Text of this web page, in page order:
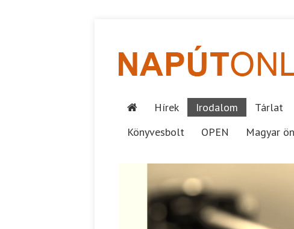
Hírek Irodalom Tárlat
Könyvesbolt
OPEN Magyar